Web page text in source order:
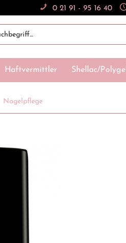
0 21 91 - 95 16 40
Haftvermittler Shellac/Polygel
Nagelpflege